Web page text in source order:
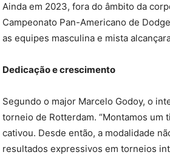
Ainda em 2023, fora do âmbito da
Campeonato Pan-Americano de
as equipes masculina e mista
Dedicação e crescimento
Segundo o major Marcelo Godoy, o
torneio de Rotterdam. “Montamos um
cativou. Desde então, a modalidade
resultados expressivos em torneios